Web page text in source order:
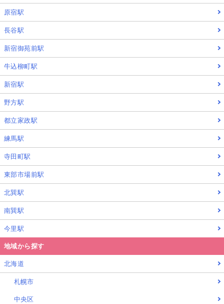
原宿駅
長谷駅
新宿御苑前駅
牛込柳町駅
新宿駅
野方駅
都立家政駅
練馬駅
寺田町駅
東部市場前駅
北巽駅
南巽駅
今里駅
地域から探す
北海道
札幌市
中央区